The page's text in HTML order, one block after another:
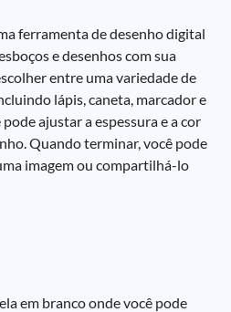
ferramenta de desenho digital
e desenhos com sua
entre uma variedade de
lápis, caneta, marcador e
ajustar a espessura e a cor
Quando terminar, você pode
imagem ou compartilhá-lo
em branco onde você pode